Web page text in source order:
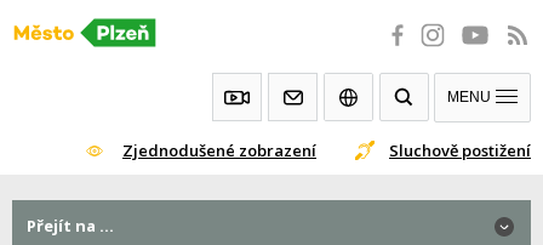
Přeskočit
Zjednodušené zobrazení Sluchově postižení
MENU
Přejít na ...